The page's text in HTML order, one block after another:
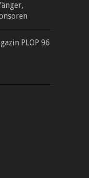
PLOP 96